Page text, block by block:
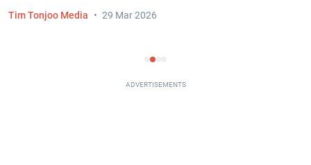
Tim Tonjoo Media 29 Mar 2026
ADVERTISEMENTS